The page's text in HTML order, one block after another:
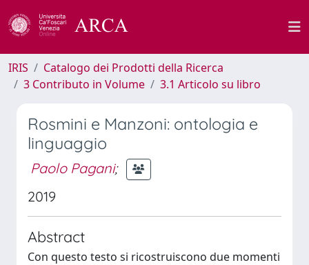
IRIS
Catalogo dei Prodotti della Ricerca
3 Contributo in Volume
3.1 Articolo su libro
Rosmini e Manzoni: ontologia e
linguaggio
Paolo Pagani;
2019
Abstract
Con questo testo si ricostruiscono due momenti